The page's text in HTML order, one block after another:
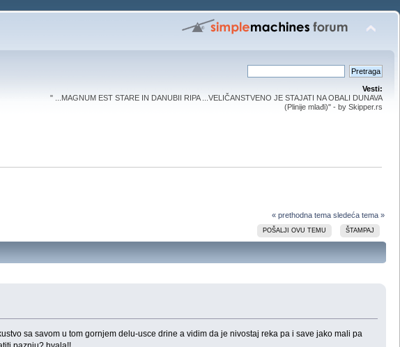
Vesti:
" ...MAGNUM EST STARE IN DANUBII RIPA ...VELIČANSTVENO JE STAJATI NA OBALI DUNAVA
(Plinije mlađi)" - by Skipper.rs
« prethodna tema sledeća tema »
POŠALJI OVU TEMU ŠTAMPAJ
sa savom u tom gornjem delu-usce drine a vidim da je nivostaj reka pa i save jako mali pa